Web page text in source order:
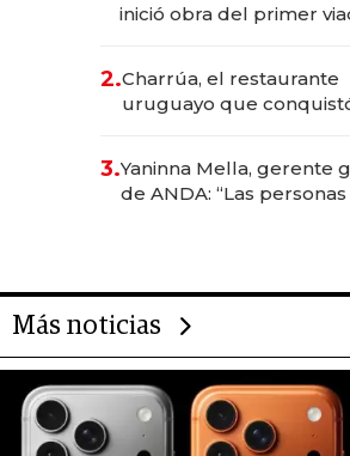
inició obra del primer
millones
2.Charrúa, el restaurante
uruguayo que
anticipación y prepara
3.Yaninna Mella, gerente
de ANDA: “Las
Más noticias